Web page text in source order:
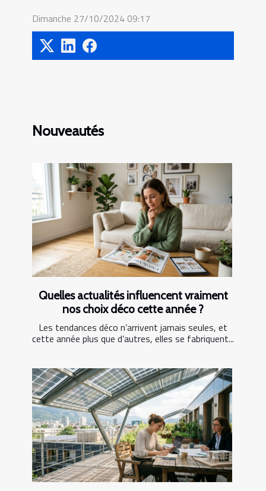
Dimanche 27/10/2024 09:17
Nouveautés
Quelles actualités influencent vraiment
nos choix déco cette année ?
Les tendances déco n’arrivent jamais seules, et
cette année plus que d’autres, elles se fabriquent...